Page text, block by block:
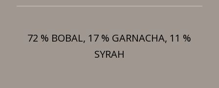
72 % BOBAL, 17 % GARNACHA, 11 %
SYRAH